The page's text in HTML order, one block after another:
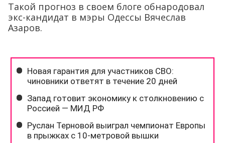
Такой прогноз в своем блоге обнародовал
экс-кандидат в мэры Одессы Вячеслав
Азаров.